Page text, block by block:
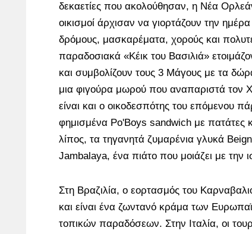
δεκαετίες που ακολούθησαν, η Νέα
οικισμοί άρχισαν να γιορτάζουν την
δρόμους, μασκαρέματα, χορούς και
παραδοσιακά «Κέικ του Βασιλιά»
και συμβολίζουν τους 3 Μάγους με τα
μια φιγούρα μωρού που αναπαριστά τον
είναι και ο οικοδεσπότης του επόμενου
φημισμένα Po'Boys sandwich με πατάτες
λίπος, τα τηγανητά ζυμαρένια γλυκά
Jambalaya, ένα πιάτο που μοιάζει με την
Στη Βραζιλία, ο εορτασμός του
και είναι ένα ζωντανό κράμα των
τοπικών παραδόσεων. Στην Ιταλία, οι